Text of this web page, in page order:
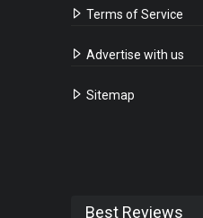
Terms of Service
Advertise with us
Sitemap
Best Reviews